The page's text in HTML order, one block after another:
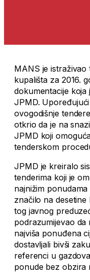
MANS je
kupališta za 2016.
dokumentacije koja
JPMD.
ovogodišnje
otkrio da je na
JPMD koji
tenderskom
JPMD je kreiralo
tenderima koji je
najnižim
značilo na
tog javnog
podrazumijevao da
najviša ponuđena
dostavljali bivši
referenci u
ponude bez obzira